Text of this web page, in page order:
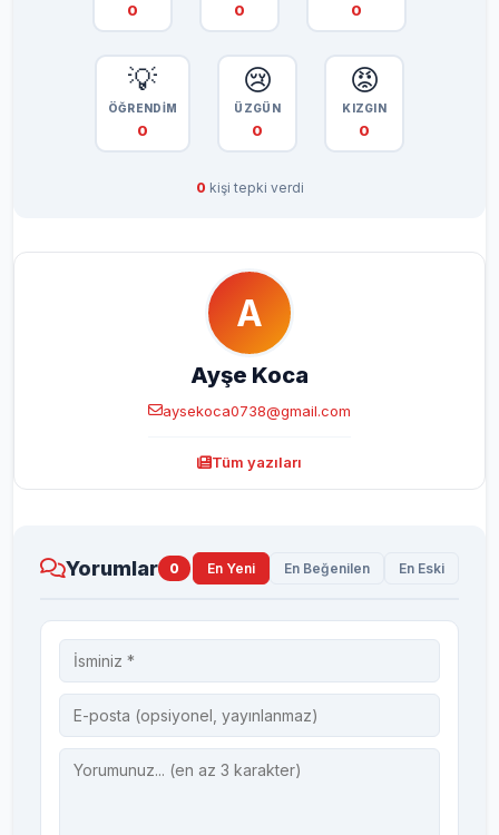
0 0 0
💡
ÖĞRENDİM
0
😢
ÜZGÜN
0
😡
KIZGIN
0
0 kişi tepki verdi
A
Ayşe Koca
aysekoca0738@gmail.com
Tüm yazıları
Yorumlar 0 En Yeni En Beğenilen En Eski